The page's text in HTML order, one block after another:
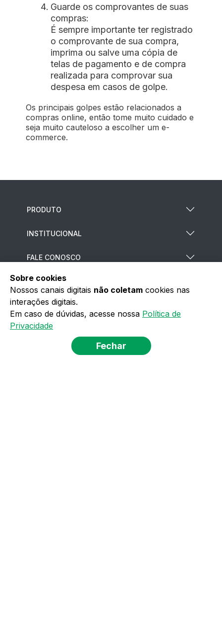
Guarde os comprovantes de suas
compras:
É sempre importante ter registrado
o comprovante de sua compra,
imprima ou salve uma cópia de
telas de pagamento e de compra
realizada para comprovar sua
despesa em casos de golpe.
Os principais golpes estão relacionados a
compras online, então tome muito cuidado e
seja muito cauteloso a escolher um e-
commerce.
PRODUTO
INSTITUCIONAL
FALE CONOSCO
CENTRAL DE RELACIONAMENTO
MAIS SERVIÇOS
POLÍTICA DE PRIVACIDADE
TERMOS DE USO
Sobre cookies
Nossos canais digitais não coletam cookies nas
interações digitais.
Em caso de dúvidas, acesse nossa Política de
Privacidade
Fechar